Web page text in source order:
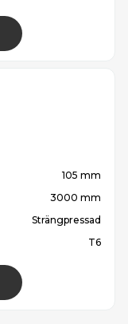
105 mm
3000 mm
Strängpressad
T6